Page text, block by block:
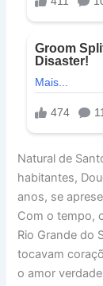
Natural de
habitantes,
anos, se
Com o tempo,
Rio Grande do
tocavam
o amor